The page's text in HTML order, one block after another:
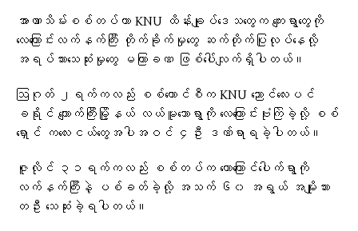
အာဏာသိမ်းစစ်တပ်ဟာ KNU ထိန်းချုပ်ဒေသတွေက ကျေးရွာတွေကို
လေကြောင်းလက်နက်ကြီး တိုက်ခိုက်မှုတွေ ဆက်တိုက်ပြုလုပ်နေလို့
အရပ်သားသေဆုံးမှုတွေ မကြာခဏ ဖြစ်ပေါ်လျက်ရှိပါတယ်။
ဩဂုတ် ၂ရက်ကလည်း စစ်ကောင်စီက KNU ညောင်လေးပင်
ခရိုင် ကျောက်ကြီးမြို့နယ် လယ်မူသောရွာကို လေကြောင်းဗုံးကြဲခဲ့လို့ စစ်
ရှောင် ကလေးငယ်တွေအပါအဝင် ၄ဦး ဒဏ်ရာရခဲ့ပါတယ်။
ဇူလိုင် ၃၁ရက်ကလည်း စစ်တပ်က တောကြောင်ပေါက်ရွာကို
လက်နက်ကြီးနဲ့ ပစ်ခတ်ခဲ့လို့ အသက် ၆၀ အရွယ် အမျိုးသား
တဦး သေဆုံးခဲ့ရပါတယ်။